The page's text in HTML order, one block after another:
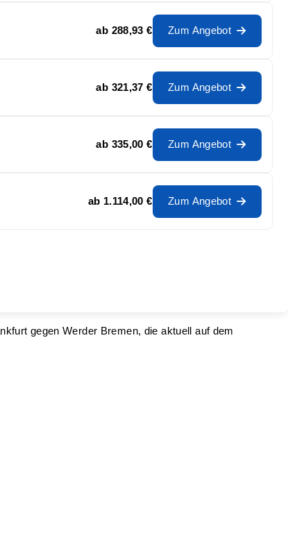
ab 288,93 € Zum Angebot
ab 321,37 € Zum Angebot
ab 335,00 € Zum Angebot
ab 1.114,00 € Zum Angebot
gegen Werder Bremen, die aktuell auf dem